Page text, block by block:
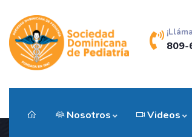
809-
Nosotros Videos